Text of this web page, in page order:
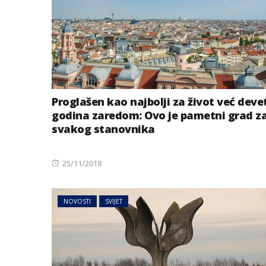
Proglašen kao najbolji za život već
godina zaredom: Ovo je pametni grad
svakog stanovnika
Posted
25/11/2018
NOVOSTI SVIJET